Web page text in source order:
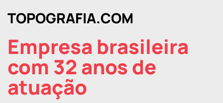
TOPOGRAFIA.COM
Empresa brasileira
com 32 anos de
atuação